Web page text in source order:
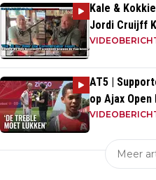
Kale &
Jordi Cruijff
AT5 |
op Ajax Open
Meer